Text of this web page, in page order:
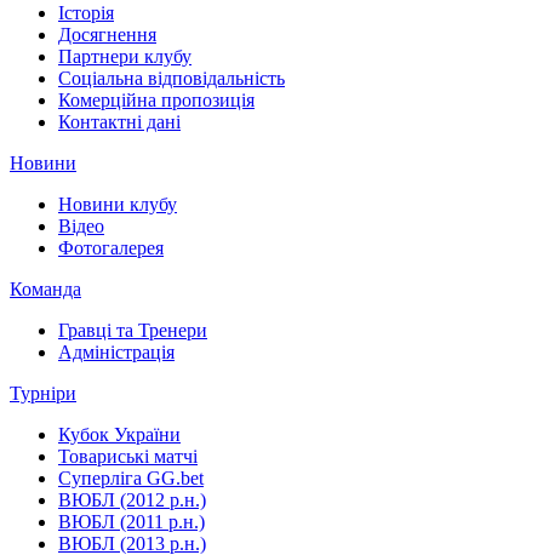
Історія
Досягнення
Партнери клубу
Соціальна відповідальність
Комерційна пропозиція
Контактні дані
Новини
Новини клубу
Відео
Фотогалерея
Команда
Гравці та Тренери
Адміністрація
Турніри
Кубок України
Товариські матчі
Суперліга GG.bet
ВЮБЛ (2012 р.н.)
ВЮБЛ (2011 р.н.)
ВЮБЛ (2013 р.н.)